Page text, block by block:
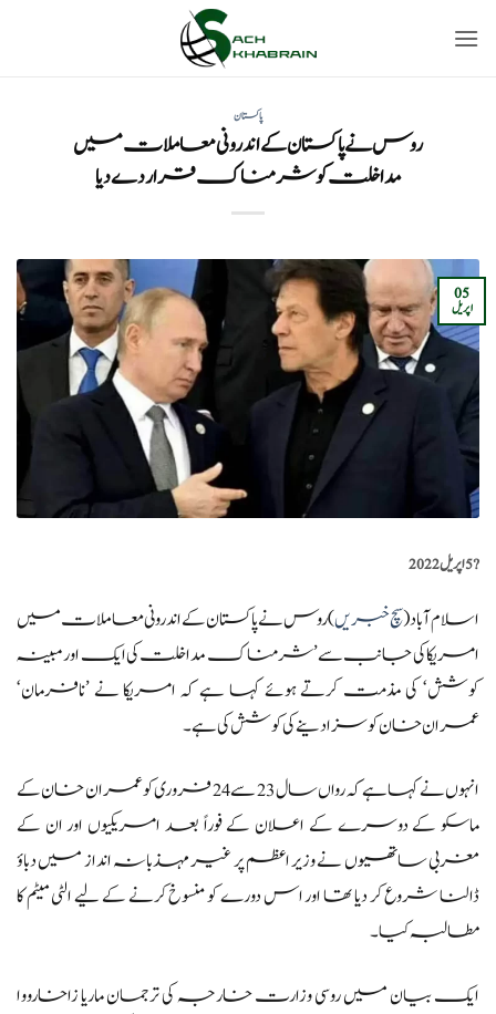
پاکستان
روس نے پاکستان کے اندرونی معاملات میں
مداخلت کو شرمناک قرار دے دیا
05
اپریل
?️5 اپریل 2022
اسلام آباد(سچ خبریں)روس نے پاکستان کے اندرونی معاملات میں
امریکا کی جانب سے ’شرمناک مداخلت کی ایک اور مبینہ
کوشش‘ کی مذمت کرتے ہوئے کہا ہے کہ امریکا نے ’نافرمان‘
عمران خان کو سزا دینے کی کوشش کی ہے۔
انہوں نے کہا ہے کہ رواں سال 23 سے 24 فروری کو عمران خان کے
ماسکو کے دوسرے کے اعلان کے فوراً بعد امریکیوں اور ان کے
مغربی ساتھیوں نے وزیر اعظم پر غیر مہذبانہ انداز میں دباؤ
ڈالنا شروع کر دیا تھا اور اس دورے کو منسوخ کرنے کے لیے الٹی میٹم کا
مطالبہ کیا۔
ایک بیان میں روسی وزارت خارجہ کی ترجمان ماریا زاخارووا